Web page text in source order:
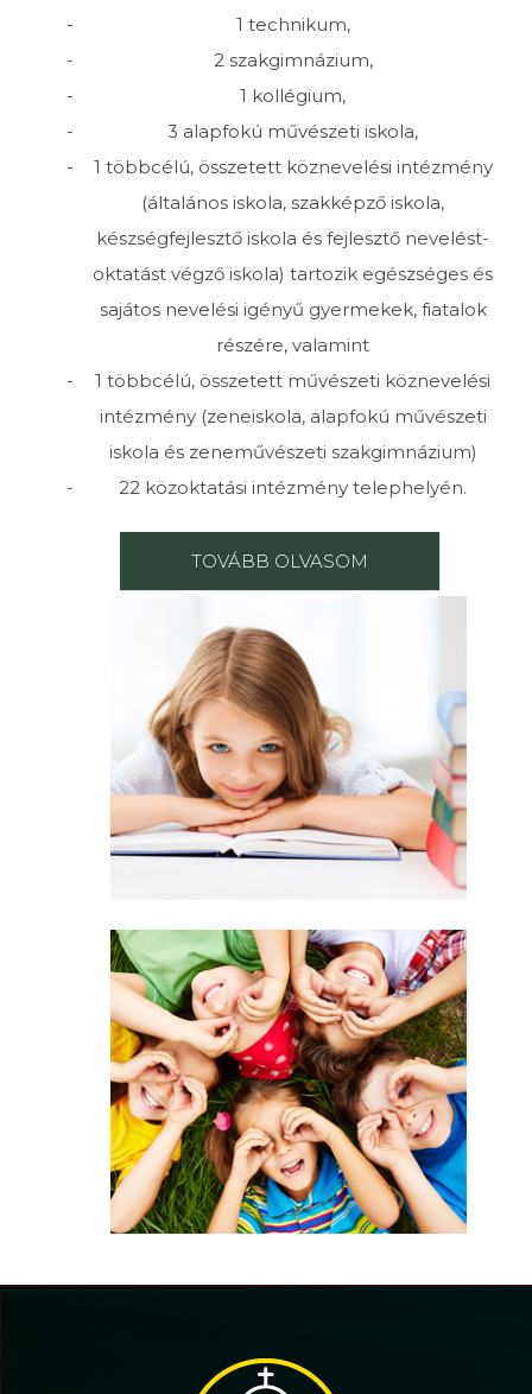
1 technikum,
2 szakgimnázium,
1 kollégium,
3 alapfokú művészeti iskola,
1 többcélú, összetett köznevelési intézmény
(általános iskola, szakképző iskola,
készségfejlesztő iskola és fejlesztő nevelést-
oktatást végző iskola) tartozik egészséges és
sajátos nevelési igényű gyermekek, fiatalok
részére, valamint
1 többcélú, összetett művészeti köznevelési
intézmény (zeneiskola, alapfokú művészeti
iskola és zeneművészeti szakgimnázium)
22 közoktatási intézmény telephelyén.
TOVÁBB OLVASOM